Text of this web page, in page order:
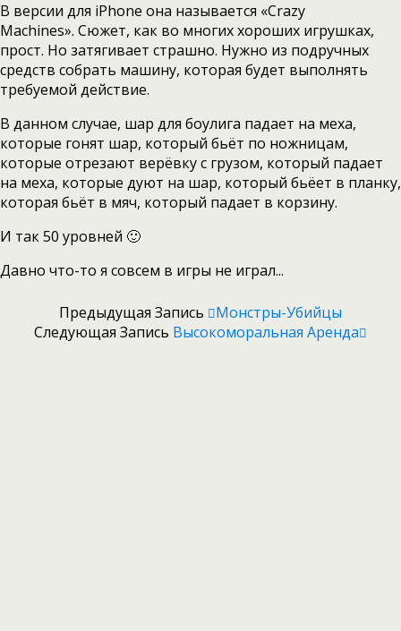
В версии для iPhone она называется «Crazy
Machines». Сюжет, как во многих хороших игрушках,
прост. Но затягивает страшно. Нужно из подручных
средств собрать машину, которая будет выполнять
требуемой действие.
В данном случае, шар для боулига падает на меха,
которые гонят шар, который бьёт по ножницам,
которые отрезают верёвку с грузом, который падает
на меха, которые дуют на шар, который бьёет в планку,
которая бьёт в мяч, который падает в корзину.
И так 50 уровней 🙂
Давно что-то я совсем в игры не играл...
Предыдущая Запись
Монстры-Убийцы
Следующая Запись Высокоморальная Аренда